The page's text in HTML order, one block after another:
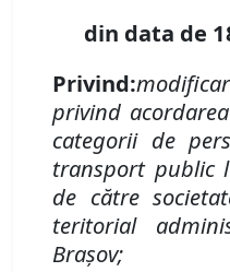
din data de
Privind:
privind
categorii de
transport public
de către
teritorial
Braşov;